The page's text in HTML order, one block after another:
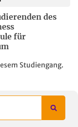
des
für
Studiengang.